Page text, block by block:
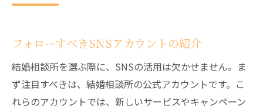
フォローすべきSNSアカウントの紹介
結婚相談所を選ぶ際に、SNSの活用は欠かせません。ま
ず注目すべきは、結婚相談所の公式アカウントです。こ
れらのアカウントでは、新しいサービスやキャンペーン